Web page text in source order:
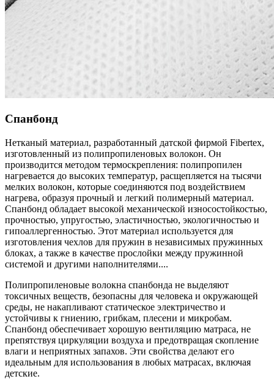
Спанбонд
Нетканый материал, разработанный датской фирмой Fibertex,
изготовленный из полипропиленовых волокон. Он
производится методом термоскрепления: полипропилен
нагревается до высоких температур, расщепляется на тысячи
мелких волокон, которые соединяются под воздействием
нагрева, образуя прочный и легкий полимерный материал.
Спанбонд обладает высокой механической износостойкостью,
прочностью, упругостью, эластичностью, экологичностью и
гипоаллергенностью. Этот материал используется для
изготовления чехлов для пружин в независимых пружинных
блоках, а также в качестве прослойки между пружинной
системой и другими наполнителями....
Полипропиленовые волокна спанбонда не выделяют
токсичных веществ, безопасны для человека и окружающей
среды, не накапливают статическое электричество и
устойчивы к гниению, грибкам, плесени и микробам.
Спанбонд обеспечивает хорошую вентиляцию матраса, не
препятствуя циркуляции воздуха и предотвращая скопление
влаги и неприятных запахов. Эти свойства делают его
идеальным для использования в любых матрасах, включая
детские.